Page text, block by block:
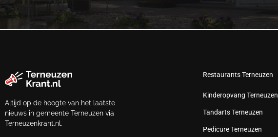
Altijd op de hoogte van het laatste
nieuws in gemeente Terneuzen via
Terneuzenkrant.nl.
Restaurants Terneuzen
Kinderopvang Terneuzen
Tandarts Terneuzen
Pedicure Terneuzen